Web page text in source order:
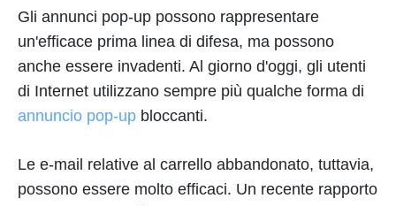
Gli annunci pop-up possono rappresentare
un'efficace prima linea di difesa, ma possono
anche essere invadenti. Al giorno d'oggi, gli utenti
di Internet utilizzano sempre più qualche forma di
annuncio pop-up bloccanti.
Le e-mail relative al carrello abbandonato, tuttavia,
possono essere molto efficaci. Un recente rapporto